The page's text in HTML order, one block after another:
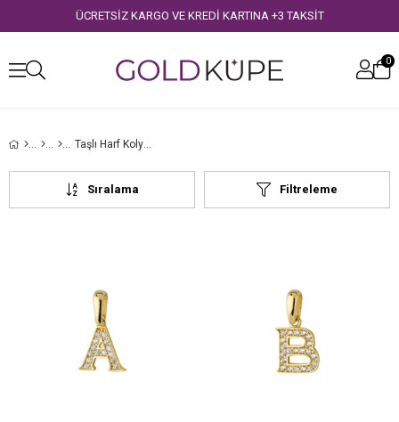
ÜCRETSİZ KARGO VE KREDİ KARTINA +3 TAKSİT
0
Taşlı Harf Kolye Ucu
Filtreleme
Sıralama